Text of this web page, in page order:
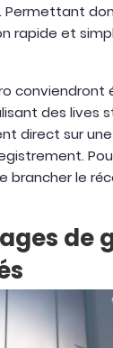
rapide et
des lives
direct sur
brancher le
de